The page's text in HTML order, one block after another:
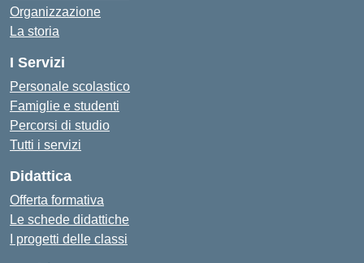
Organizzazione
La storia
I Servizi
Personale scolastico
Famiglie e studenti
Percorsi di studio
Tutti i servizi
Didattica
Offerta formativa
Le schede didattiche
I progetti delle classi